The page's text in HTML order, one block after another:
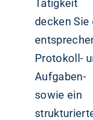
Tätigkeit
decken Sie
Protokoll-
Aufgaben-
sowie ein